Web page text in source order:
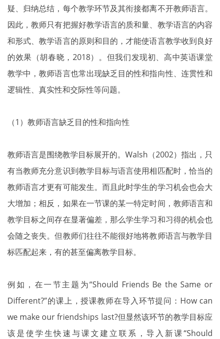
疑、归纳总结，每个教学环节及其衔接都离不开教师语言。
因此，教师只有把握好教学语言的质和量、教学语言的内容
和形式、教学语言的原则和目的，才能使语言教学收到良好
的效果（胡春晓，2018）。但我们发现初、高中英语课堂
教学中，教师语言也常出现缺乏目的性和指向性、连贯性和
逻辑性、真实性和交际性等问题。
（1）教师语言缺乏目的性和指向性
教师语言是围绕教学目标展开的。Walsh（2002）指出，只
有当教师充分意识到教学目标与语言使用相匹配时，恰当的
教师语言才更有可能发生。而且此时学生的学习机会也会大
大增加；相反，如果在一节课的某一特定时间，教师语言和
教学目标之间存在显著偏差，那么学生学习和习得的机会也
会随之丧失。但教师们往往不能很好地将教师语言与教学目
标匹配起来，有的甚至偏离教学目标。
例如，在一节主题为“Should Friends Be the Same or
Different?”的课上，授课教师在导入环节提问：How can
we make our friendships last?但显然该环节的教学目标应
该是使学生快速与课文建立联系，导入新课“Should